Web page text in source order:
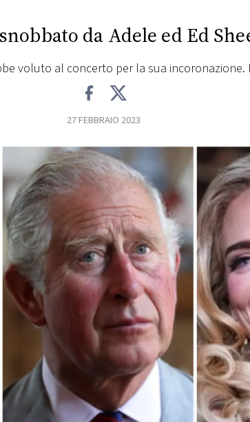
da Adele ed Ed
voluto al concerto per la sua incoronazione.
27 FEBBRAIO 2023